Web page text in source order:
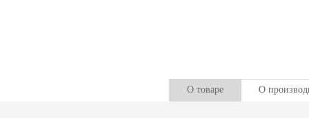
О товаре О